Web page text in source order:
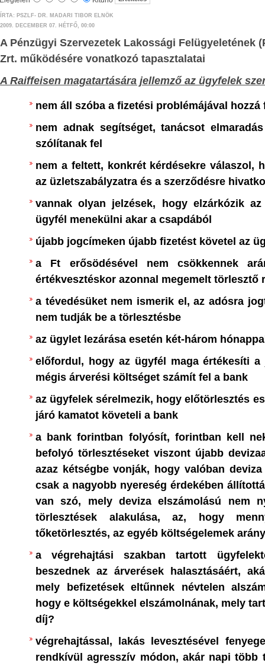
alapjai” című
Nemzeti Hivatala
010001 és
tézisek és
azokról a
amelyek új
lehetnek.
közgazdaságtan
részletesen ki
mértékben
ismertetésére
ESZMEI
az erőszakos
létbiztonság és
mint új
-
időszerű
és éhezés
; -
és a
világ és az
szintjein
Ha az április 8-i választáson
annak jövőt meghatározó hordereje
mellékes szempont. Felül kell
személyes rokon- és ellenszenveink
esetleges személyes csalódásaink
bosszúvágyra, kárörvendésre
hajlamainkon, és valóban
utódainknak a jövője
mérlegelnünk.
Elfogulatlanul fel kell tennünk a
akarnak az országgal, kik mit
I. Az illegális migráció és a kötelező
kérdése
Európa országaiban az elmúlt 2-3 év
kampányait az illegális
problémaköre tematizálta.
választók döntésében meghatározó
annak, hogy e témával kapcsolatban
milyen gyakorlatot folytatott, ha
politikai erők, amelyek Európa
történő betelepítésének hívei,
veszteségeket szenvedtek, némelyik
mélypontra zuhant, és még
szavazóinak jelentős részét is
azokra az országokra is igaz,
migráció-ellenes erők, ha nagy
is törtek, nem jutottak el a
szükséges győzelemig. De sok
migrációt ellenző pártok
választásokat.
Biztosra vehető, hogy a magyar
számára is döntő szempont lesz a
kérdése.
1. Miben soros Soros? – néhány sor
lerabolták és kifosztották Afrikát és
euró-amerikai technikai civilizációt
ÍRTA: PSZLF- DR. MADARI TIBOR ELNÖK
2009. DECEMBER 07. HÉTFŐ, 00:00
A Pénzügyi Szervezetek Lakossági Felügyeletének
Zrt. működésére vonatkozó tapasztalatai
A Raiffeisen magatartására jellemző az ügyfelek
nem áll szóba a fizetési problémájával hozzá
nem adnak segítséget, tanácsot
szólítanak fel
nem a feltett, konkrét kérdésekre válaszol,
az üzletszabályzatra és a szerződésre
vannak olyan jelzések, hogy elzárkózik
ügyfél menekülni akar a csapdából
újabb jogcímeken újabb fizetést követel az
a Ft erősödésével nem csökkennek
értékvesztéskor azonnal megemelt törlesztő
a tévedésüket nem ismerik el, az adósra
nem tudják be a törlesztésbe
az ügylet lezárása esetén két-három
előfordul, hogy az ügyfél maga értékesíti a
mégis árverési költséget számít fel a bank
az ügyfelek sérelmezik, hogy előtörlesztés
járó kamatot követeli a bank
a bank forintban folyósít, forintban kell
befolyó törlesztéseket viszont újabb
azaz kétségbe vonják, hogy valóban
csak a nagyobb nyereség érdekében
van szó, mely deviza elszámolású nem
törlesztések alakulása, az, hogy
tőketörlesztés, az egyéb költségelemek
a végrehajtási szakban tartott
beszednek az árverések halasztásáért,
mely befizetések eltűnnek névtelen
hogy e költségekkel elszámolnának, mely
díj?
végrehajtással, lakás levesztésével
rendkívül agresszív módon, akár napi több